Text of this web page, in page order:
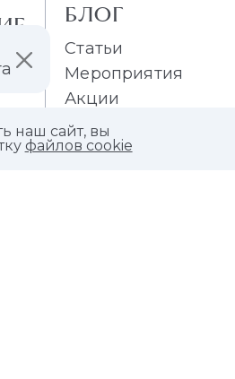
БЛОГ
Статьи
Мероприятия
Акции
наш сайт, вы
файлов cookie